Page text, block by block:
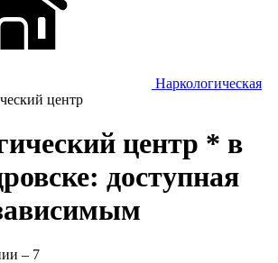
Наркологическая
центр
центр * в
доступная
– 7